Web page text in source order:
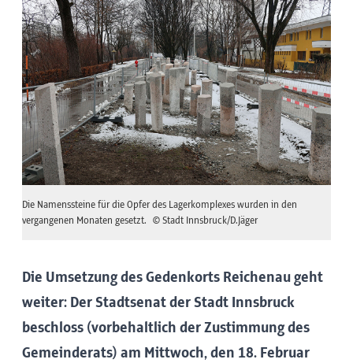
Die Namenssteine für die Opfer des Lagerkomplexes wurden in den
vergangenen Monaten gesetzt.
© Stadt Innsbruck/D.Jäger
Die Umsetzung des Gedenkorts Reichenau geht
weiter: Der Stadtsenat der Stadt Innsbruck
beschloss (vorbehaltlich der Zustimmung des
Gemeinderats) am Mittwoch, den 18. Februar